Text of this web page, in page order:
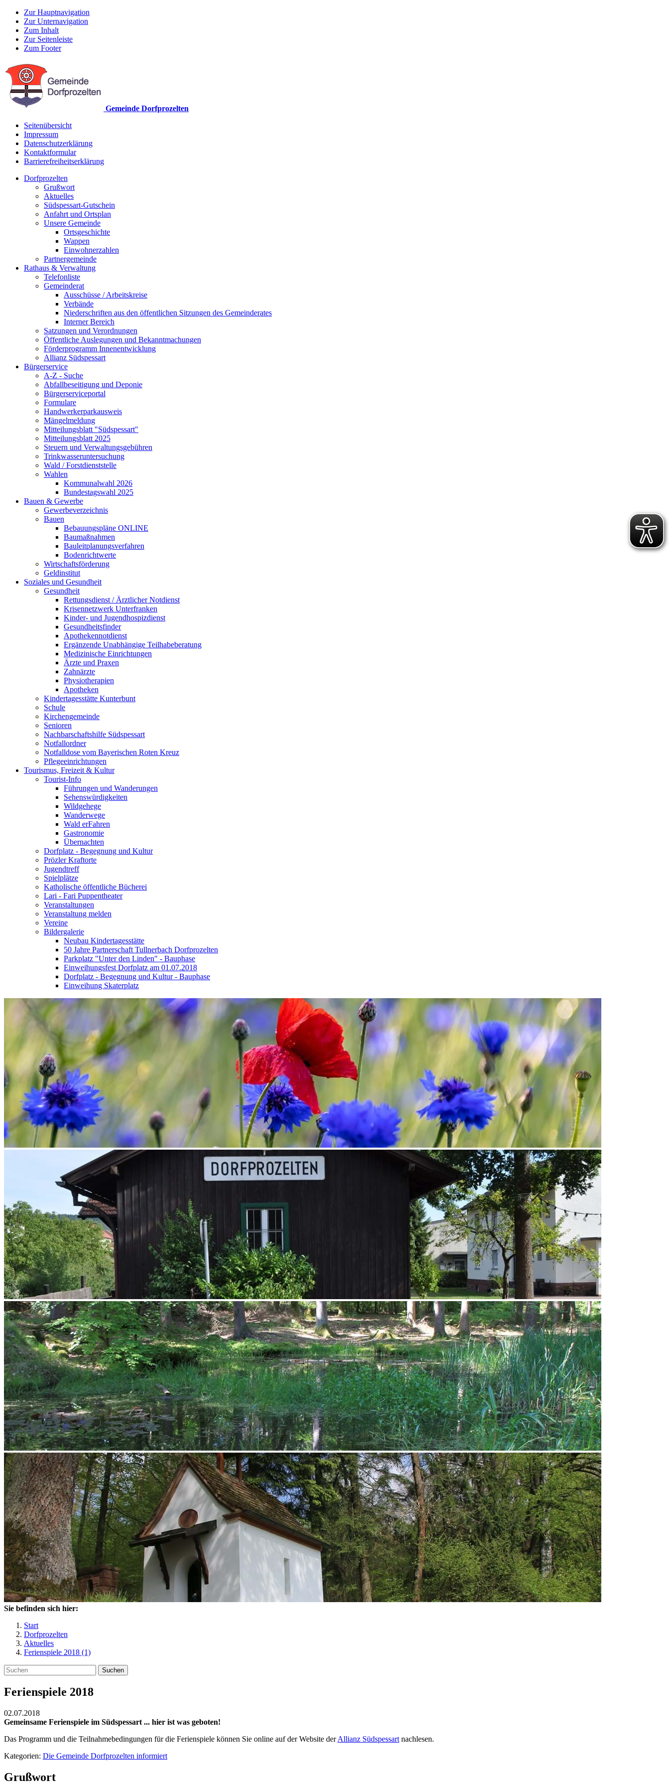
Zur Hauptnavigation
Zur Unternavigation
Zum Inhalt
Zur Seitenleiste
Zum Footer
Gemeinde Dorfprozelten
Seitenübersicht
Impressum
Datenschutzerklärung
Kontaktformular
Barrierefreiheitserklärung
Dorfprozelten
Grußwort
Aktuelles
Südspessart-Gutschein
Anfahrt und Ortsplan
Unsere Gemeinde
Ortsgeschichte
Wappen
Einwohnerzahlen
Partnergemeinde
Rathaus & Verwaltung
Telefonliste
Gemeinderat
Ausschüsse / Arbeitskreise
Verbände
Niederschriften aus den öffentlichen Sitzungen des Gemeinderates
Interner Bereich
Satzungen und Verordnungen
Öffentliche Auslegungen und Bekanntmachungen
Förderprogramm Innenentwicklung
Allianz Südspessart
Bürgerservice
A-Z - Suche
Abfallbeseitigung und Deponie
Bürgerserviceportal
Formulare
Handwerkerparkausweis
Mängelmeldung
Mitteilungsblatt "Südspessart"
Mitteilungsblatt 2025
Steuern und Verwaltungsgebühren
Trinkwasseruntersuchung
Wald / Forstdienststelle
Wahlen
Kommunalwahl 2026
Bundestagswahl 2025
Bauen & Gewerbe
Gewerbeverzeichnis
Bauen
Bebauungspläne ONLINE
Baumaßnahmen
Bauleitplanungsverfahren
Bodenrichtwerte
Wirtschaftsförderung
Geldinstitut
Soziales und Gesundheit
Gesundheit
Rettungsdienst / Ärztlicher Notdienst
Krisennetzwerk Unterfranken
Kinder- und Jugendhospizdienst
Gesundheitsfinder
Apothekennotdienst
Ergänzende Unabhängige Teilhabeberatung
Medizinische Einrichtungen
Ärzte und Praxen
Zahnärzte
Physiotherapien
Apotheken
Kindertagesstätte Kunterbunt
Schule
Kirchengemeinde
Senioren
Nachbarschaftshilfe Südspessart
Notfallordner
Notfalldose vom Bayerischen Roten Kreuz
Pflegeeinrichtungen
Tourismus, Freizeit & Kultur
Tourist-Info
Führungen und Wanderungen
Sehenswürdigkeiten
Wildgehege
Wanderwege
Wald erFahren
Gastronomie
Übernachten
Dorfplatz - Begegnung und Kultur
Prözler Kraftorte
Jugendtreff
Spielplätze
Katholische öffentliche Bücherei
Lari - Fari Puppentheater
Veranstaltungen
Veranstaltung melden
Vereine
Bildergalerie
Neubau Kindertagesstätte
50 Jahre Partnerschaft Tullnerbach Dorfprozelten
Parkplatz "Unter den Linden" - Bauphase
Einweihungsfest Dorfplatz am 01.07.2018
Dorfplatz - Begegnung und Kultur - Bauphase
Einweihung Skaterplatz
Sie befinden sich hier:
Start
Dorfprozelten
Aktuelles
Ferienspiele 2018 (1)
Suchen
Ferienspiele 2018
02.07.2018
Gemeinsame Ferienspiele im Südspessart ... hier ist was geboten!
Das Programm und die Teilnahmebedingungen für die Ferienspiele können Sie online auf der Website derAllianz Südspessart nachlesen.
Kategorien: Die Gemeinde Dorfprozelten informiert
Grußwort